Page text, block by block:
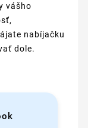
vášho
nabíjačku
dole.